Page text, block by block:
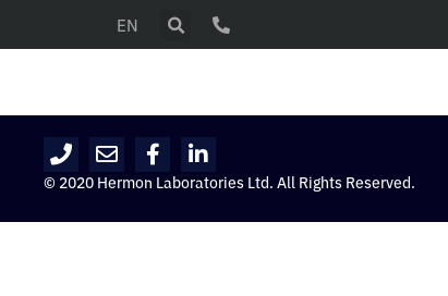
EN
© 2020 Hermon Laboratories Ltd. All Rights Reserved.